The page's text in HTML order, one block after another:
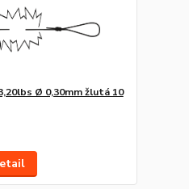
Ø 0,30mm žlutá 10